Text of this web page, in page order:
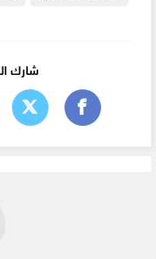
شارك